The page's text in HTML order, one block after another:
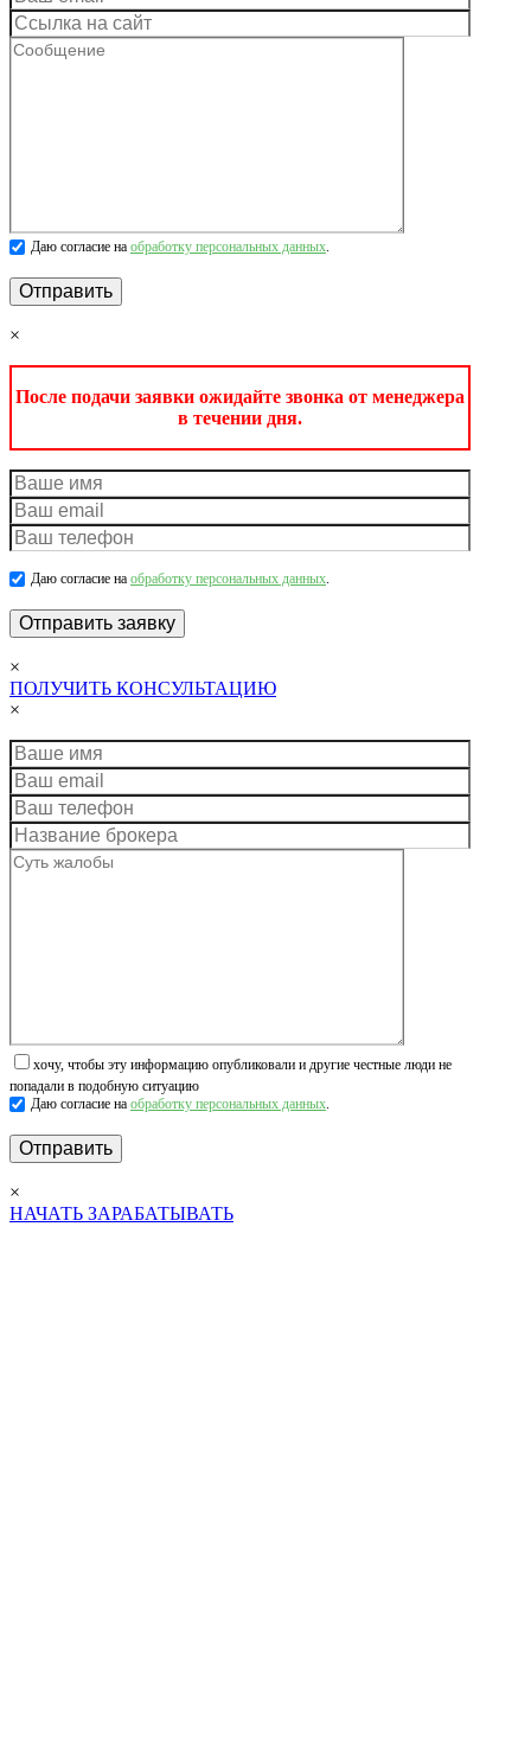
Даю согласие на обработку персональных данных.
×
После подачи заявки ожидайте звонка от менеджера
в течении дня.
Даю согласие на обработку персональных данных.
×
ПОЛУЧИТЬ КОНСУЛЬТАЦИЮ
×
хочу, чтобы эту информацию опубликовали и другие честные люди не
попадали в подобную ситуацию
Даю согласие на обработку персональных данных.
×
НАЧАТЬ ЗАРАБАТЫВАТЬ